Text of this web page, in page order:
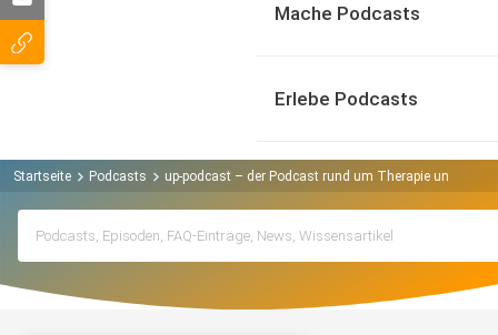
Mache Podcasts
Erlebe Podcasts
Startseite Podcasts up-podcast – der Podcast rund um Therapie und